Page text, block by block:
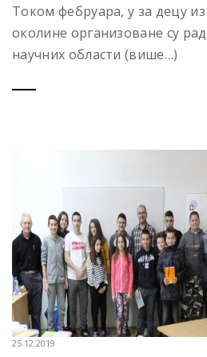
Током фебруара, у за децу
околине организоване су
научних области (више…)
25.12.2019